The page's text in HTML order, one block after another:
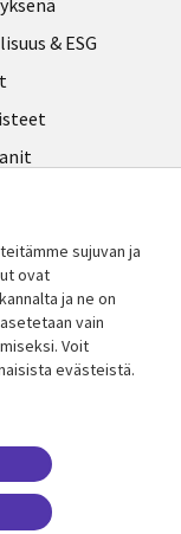
& ESG
sujuvan ja
ovat
ja ne on
vain
Voit
evästeistä.